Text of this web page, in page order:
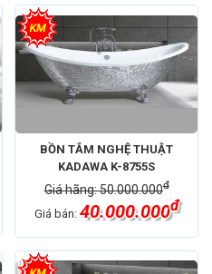
BỒN TẮM NGHỆ THUẬT
KADAWA K-8755S
Giá hãng: 50.000.000đ
Giá bán: 40.000.000đ